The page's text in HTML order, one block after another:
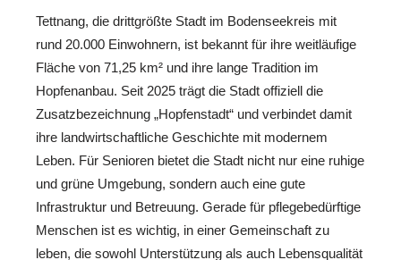
Tettnang, die drittgrößte Stadt im Bodenseekreis mit
rund 20.000 Einwohnern, ist bekannt für ihre weitläufige
Fläche von 71,25 km² und ihre lange Tradition im
Hopfenanbau. Seit 2025 trägt die Stadt offiziell die
Zusatzbezeichnung „Hopfenstadt“ und verbindet damit
ihre landwirtschaftliche Geschichte mit modernem
Leben. Für Senioren bietet die Stadt nicht nur eine ruhige
und grüne Umgebung, sondern auch eine gute
Infrastruktur und Betreuung. Gerade für pflegebedürftige
Menschen ist es wichtig, in einer Gemeinschaft zu
leben, die sowohl Unterstützung als auch Lebensqualität